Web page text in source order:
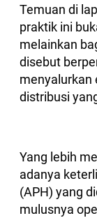
Temuan di
praktik ini
melainkan
disebut
menyalurkan
distribusi
Yang lebih
adanya
(APH) yang
mulusnya